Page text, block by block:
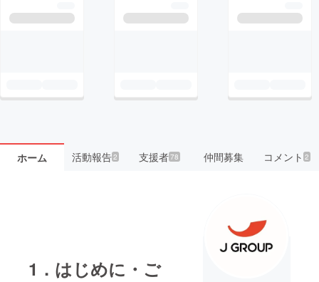
ホーム 活動報告2 支援者78 仲間募集 コメント2
1．はじめに・ご